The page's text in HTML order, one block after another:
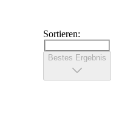
Sortieren:
Bestes Ergebnis